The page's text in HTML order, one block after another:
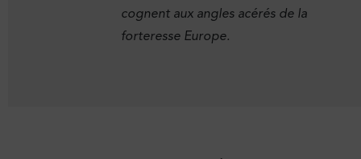
cognent aux angles acérés de la
forteresse Europe.